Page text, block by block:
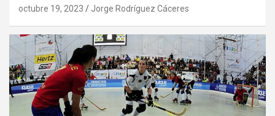
octubre 19, 2023 Jorge Rodríguez Cáceres